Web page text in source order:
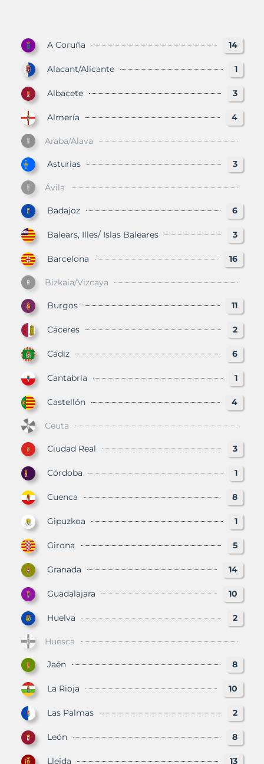
A Coruña 14
Alacant/Alicante 1
Albacete 3
Almería 4
Araba/Álava
Asturias 3
Ávila
Badajoz 6
Balears, Illes/ Islas Baleares 3
Barcelona 16
Bizkaia/Vizcaya
Burgos 11
Cáceres 2
Cádiz 6
Cantabria 1
Castellón 4
Ceuta
Ciudad Real 3
Córdoba 1
Cuenca 8
Gipuzkoa 1
Girona 5
Granada 14
Guadalajara 10
Huelva 2
Huesca
Jaén 8
La Rioja 10
Las Palmas 2
León 8
Lleida 13